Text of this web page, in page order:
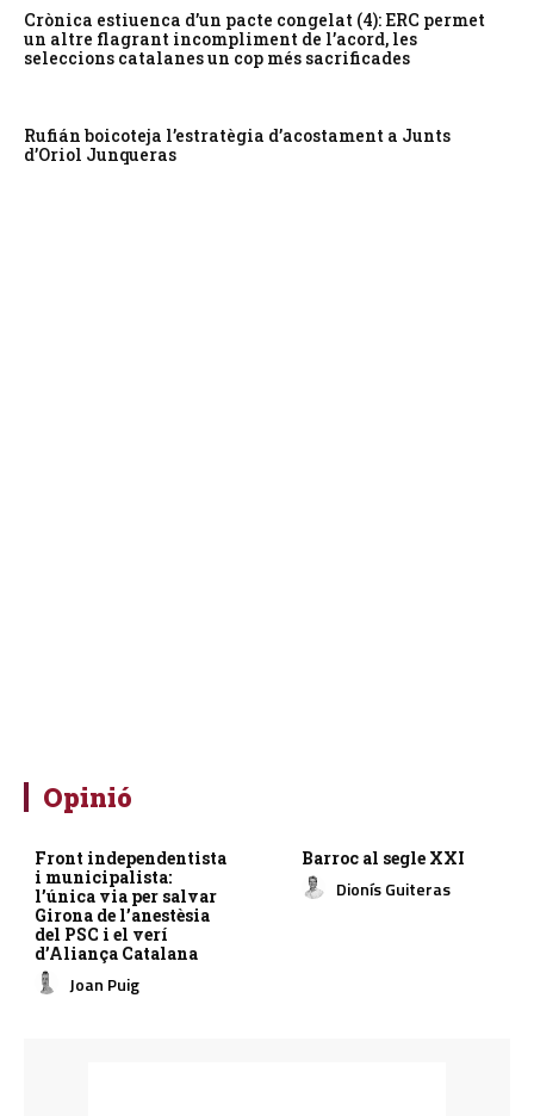
Crònica estiuenca d’un pacte congelat (4): ERC permet
un altre flagrant incompliment de l’acord, les
seleccions catalanes un cop més sacrificades
Rufián boicoteja l’estratègia d’acostament a Junts
d’Oriol Junqueras
Opinió
Front independentista
i municipalista:
l’única via per salvar
Girona de l’anestèsia
del PSC i el verí
d’Aliança Catalana
Joan Puig
Barroc al segle XXI
Dionís Guiteras